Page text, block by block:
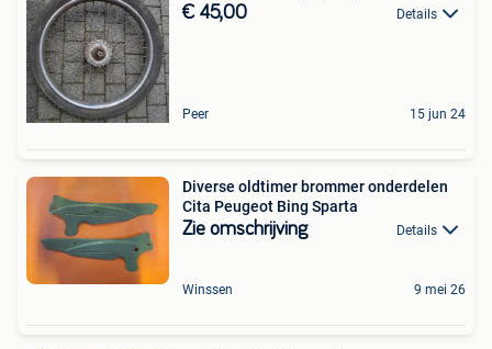
€ 45,00 Details
Peer 15 jun 24
Diverse oldtimer brommer onderdelen
Cita Peugeot Bing Sparta
Zie omschrijving Details
Winssen 9 mei 26